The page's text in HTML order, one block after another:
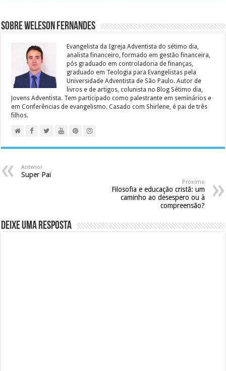
Sobre Weleson Fernandes
Evangelista da Igreja Adventista do sétimo dia,
analista financeiro, formado em gestão financeira,
pós graduado em controladoria de finanças,
graduado em Teologia para Evangelistas pela
Universidade Adventista de São Paulo. Autor de
livros e de artigos, colunista no Blog Sétimo dia,
Jovens Adventista. Tem participado como palestrante em seminários e
em Conferências de evangelismo. Casado com Shirlene, é pai de três
filhos.
Anterior
Super Pai
Próximo
Filosofia e educação cristã: um
caminho ao desespero ou à
compreensão?
Deixe uma resposta